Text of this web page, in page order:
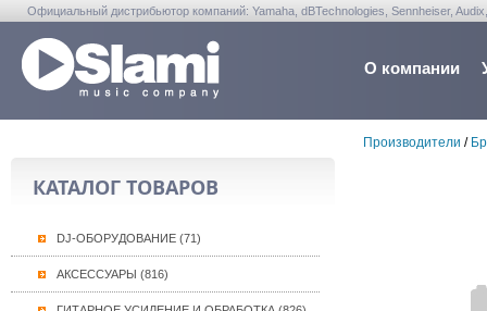
Официальный дистрибьютор компаний: Yamaha, dBTechnologies, Sennheiser,
О компании
КАТАЛОГ ТОВАРОВ
DJ-ОБОРУДОВАНИЕ (71)
АКСЕССУАРЫ (816)
Производители /